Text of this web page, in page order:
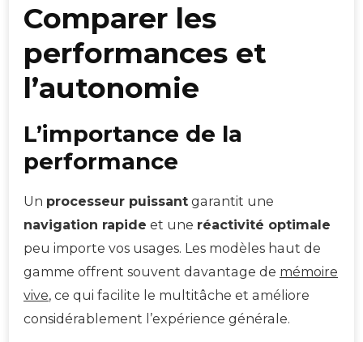
Comparer les
performances et
l’autonomie
L’importance de la
performance
Un processeur puissant garantit une
navigation rapide et une réactivité optimale
peu importe vos usages. Les modèles haut de
gamme offrent souvent davantage de mémoire
vive, ce qui facilite le multitâche et améliore
considérablement l’expérience générale.